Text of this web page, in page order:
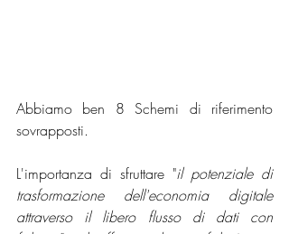
Abbiamo ben 8 Schemi di riferimento
sovrapposti.
L'importanza di sfruttare "il potenziale di
trasformazione dell'economia digitale
attraverso il libero flusso di dati con